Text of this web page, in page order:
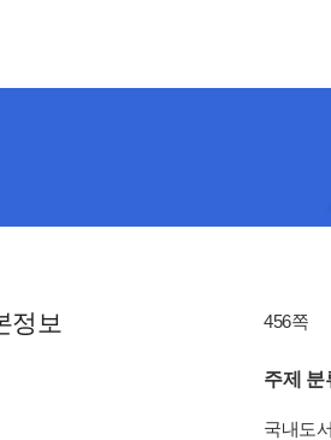
정보 456쪽
주제 분
국내도